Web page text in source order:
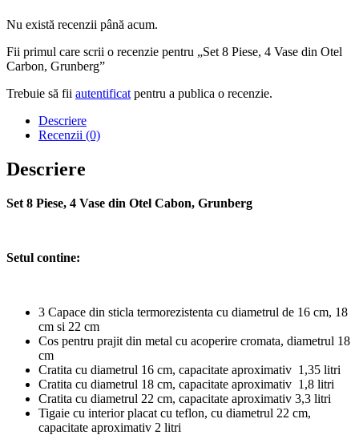
Nu există recenzii până acum.
Fii primul care scrii o recenzie pentru „Set 8 Piese, 4 Vase din Otel
Carbon, Grunberg”
Trebuie să fii autentificat pentru a publica o recenzie.
Descriere
Recenzii (0)
Descriere
Set 8 Piese, 4 Vase din Otel Cabon, Grunberg
Setul contine:
3 Capace din sticla termorezistenta cu diametrul de 16 cm, 18
cm si 22 cm
Cos pentru prajit din metal cu acoperire cromata, diametrul 18
cm
Cratita cu diametrul 16 cm, capacitate aproximativ 1,35 litri
Cratita cu diametrul 18 cm, capacitate aproximativ 1,8 litri
Cratita cu diametrul 22 cm, capacitate aproximativ 3,3 litri
Tigaie cu interior placat cu teflon, cu diametrul 22 cm,
capacitate aproximativ 2 litri